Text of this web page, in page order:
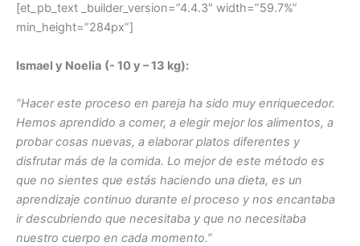
[et_pb_text _builder_version=”4.4.3″ width=”59.7%”
min_height=”284px”]
Ismael y Noelia (- 10 y – 13 kg):
“Hacer este proceso en pareja ha sido muy enriquecedor.
Hemos aprendido a comer, a elegir mejor los alimentos, a
probar cosas nuevas, a elaborar platos diferentes y
disfrutar más de la comida. Lo mejor de este método es
que no sientes que estás haciendo una dieta, es un
aprendizaje continuo durante el proceso y nos encantaba
ir descubriendo que necesitaba y que no necesitaba
nuestro cuerpo en cada momento.”